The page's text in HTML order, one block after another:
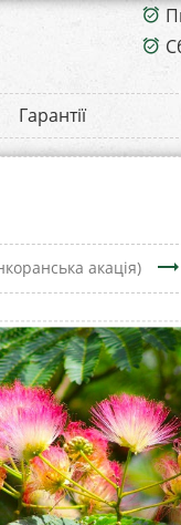
alarm_on
alarm_on
Гарантії
акація) trending_flat